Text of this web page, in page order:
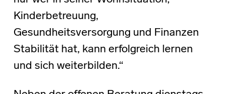
Kinderbetreuung,
Gesundheitsversorgung und Finanzen
Stabilität hat, kann erfolgreich lernen
und sich weiterbilden.“